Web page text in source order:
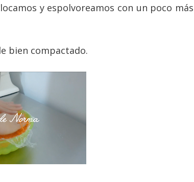
y espolvoreamos con un poco más
bien compactado.